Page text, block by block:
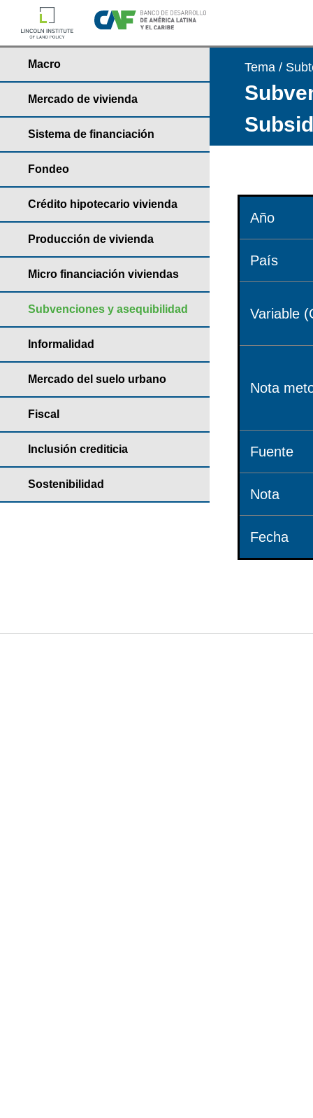
Macro
Mercado de vivienda
Sistema de financiación
Fondeo
Crédito hipotecario vivienda
Producción de vivienda
Micro financiación viviendas
Subvenciones y asequibilidad
Informalidad
Mercado del suelo urbano
Fiscal
Inclusión crediticia
Sostenibilidad
Tema /
Año
País
Variable
Nota
Fuente
Nota
Fecha